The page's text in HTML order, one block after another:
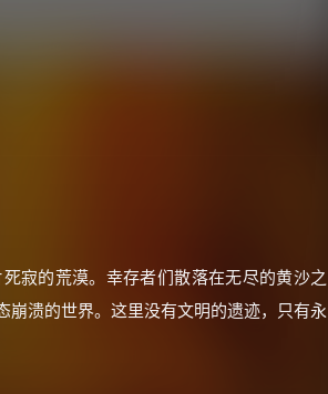
寂的荒漠。幸存者们散落在无尽的黄沙之
溃的世界。这里没有文明的遗迹，只有永